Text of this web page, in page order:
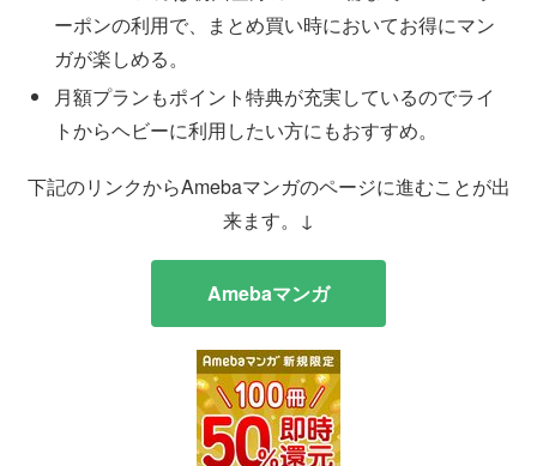
ーポンの利用で、まとめ買い時においてお得にマン
ガが楽しめる。
月額プランもポイント特典が充実しているのでライ
トからヘビーに利用したい方にもおすすめ。
下記のリンクからAmebaマンガのページに進むことが出
来ます。↓
Amebaマンガ